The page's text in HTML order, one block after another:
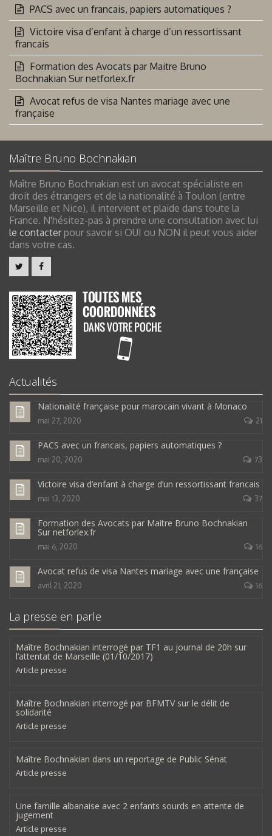
PACS avec un francais, papiers automatiques ?
Victoire visa d’enfant à charge d’un ressortissant
francais
Formation des Avocats par Maitre Bruno
Bochnakian Sur netforlex.fr
Avocat refus de visa Nantes mariage avec une
française
Maître Bruno Bochnakian
Maître Bruno Bochnakian est un avocat spécialiste en
droit des étrangers et de la nationalité à Toulon (entre
Marseille et Nice), il intervient et plaide dans toute la
France. N'hésitez-pas à prendre une consultation avec lui
le contacterpour savoir si OUI ou NON il peut vous aider
dans votre cas.
Actualités
Nationalité française pour marocain vivant à Monaco
mai 27, 2020 21
PACS avec un francais, papiers automatiques ?
mai 20, 2020 73
Victoire visa d’enfant à charge d’un ressortissant francais
mai 13, 2020 37
Formation des Avocats par Maitre Bruno Bochnakian
Sur netforlex.fr
mai 6, 2020 16
Avocat refus de visa Nantes mariage avec une française
avril 21, 2020 16
La presse en parle
Maître Bochnakian interrogé par TF1 au journal de 20h sur
l’attentat de Marseille (01/10/2017)
Article presse
Maître Bochnakian interrogé par BFMTV sur le délit de
solidarité
Article presse
Maître Bochnakian dans un reportage de Public Sénat
Article presse
Une famille albanaise avec 2 enfants sourds en attente de
jugement
Article presse